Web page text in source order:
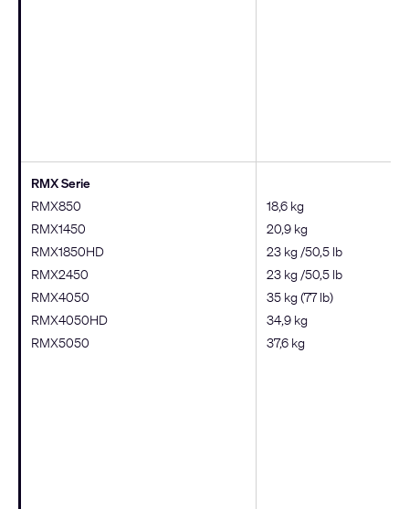
RMX Serie
RMX850
RMX1450
RMX1850HD
RMX2450
RMX4050
RMX4050HD
RMX5050
18,6 kg
20,9 kg
23 kg /50,5 lb
23 kg /50,5 lb
35 kg (77 lb)
34,9 kg
37,6 kg